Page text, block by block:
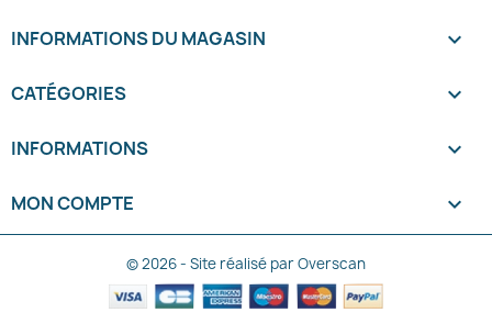
INFORMATIONS DU MAGASIN keyboard_arrow_down
CATÉGORIES 
INFORMATIONS 
MON COMPTE 
© 2026 - Site réalisé par Overscan